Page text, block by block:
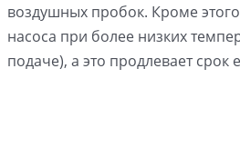
воздушных пробок. Кроме
насоса при более низких
подаче), а это продлевает срок